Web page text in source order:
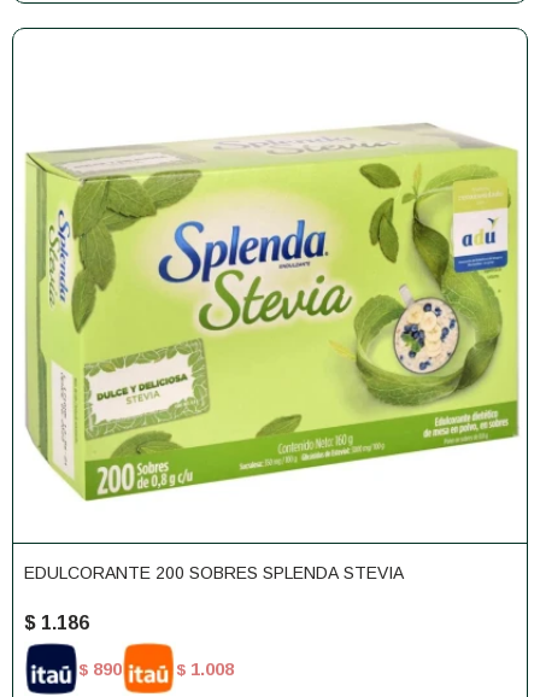
EDULCORANTE 200 SOBRES SPLENDA STEVIA
$ 1.186
$ 890 $ 1.008